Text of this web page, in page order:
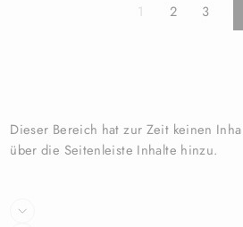
1 2 3
Dieser Bereich hat zur Zeit keinen
über die Seitenleiste Inhalte hinzu.